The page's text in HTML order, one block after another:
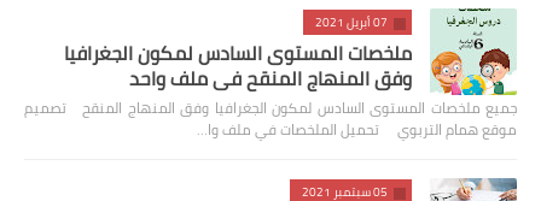
07 أبريل 2021
ملخصات المستوى السادس لمكون الجغرافيا
وفق المنهاج المنقح في ملف واحد
جميع ملخصات المستوى السادس لمكون الجغرافيا وفق المنهاج المنقح تصميم
موقع همام التربوي تحميل الملخصات في ملف وا…
05 سبتمبر 2021